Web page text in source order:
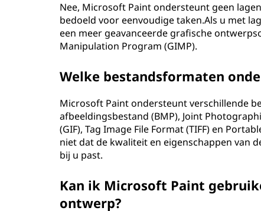
Nee, Microsoft Paint ondersteunt geen
bedoeld voor eenvoudige taken.Als u met
een meer geavanceerde grafische
Manipulation Program (GIMP).
Welke bestandsformaten
Microsoft Paint ondersteunt verschillende
afbeeldingsbestand (BMP), Joint
(GIF), Tag Image File Format (TIFF) en
niet dat de kwaliteit en eigenschappen van
bij u past.
Kan ik Microsoft Paint
ontwerp?